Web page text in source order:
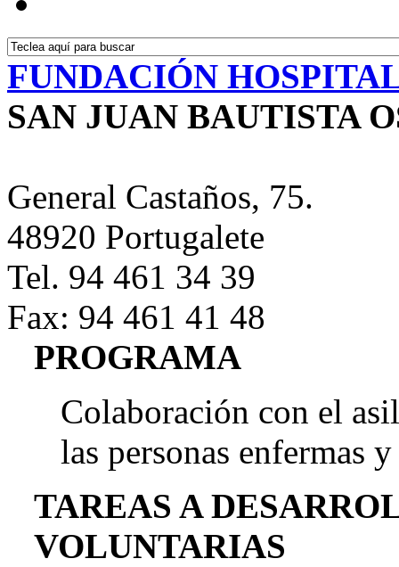
FUNDACIÓN
SAN JUAN BAUTISTA
General Castaños, 75.
48920 Portugalete
Tel. 94 461 34 39
Fax: 94 461 41 48
PROGRAMA
Colaboración con el
las personas enfermas
TAREAS A
VOLUNTARIAS